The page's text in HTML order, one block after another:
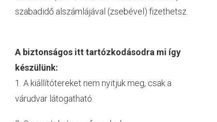
szabadidő alszámlájával (zsebével) fizethetsz.
A biztonságos itt tartózkodásodra mi így
készülünk:
1. A kiállítótereket nem nyitjuk meg, csak a
várudvar látogatható.